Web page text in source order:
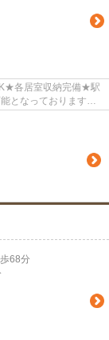
各居室収納完備★駅
となっております★
68分